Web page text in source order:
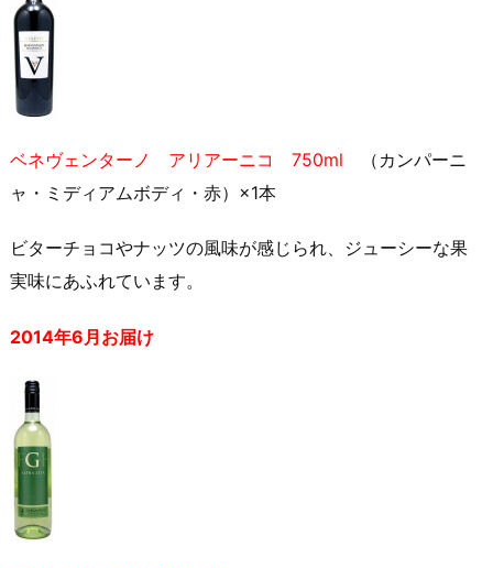
ベネヴェンターノ アリアーニコ 750ml （カンパーニ
ャ・ミディアムボディ・赤）×1本
ビターチョコやナッツの風味が感じられ、ジューシーな果
実味にあふれています。
2014年6月お届け